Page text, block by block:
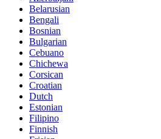
Belarusian
Bengali
Bosnian
Bulgarian
Cebuano
Chichewa
Corsican
Croatian
Dutch
Estonian
Filipino
Finnish